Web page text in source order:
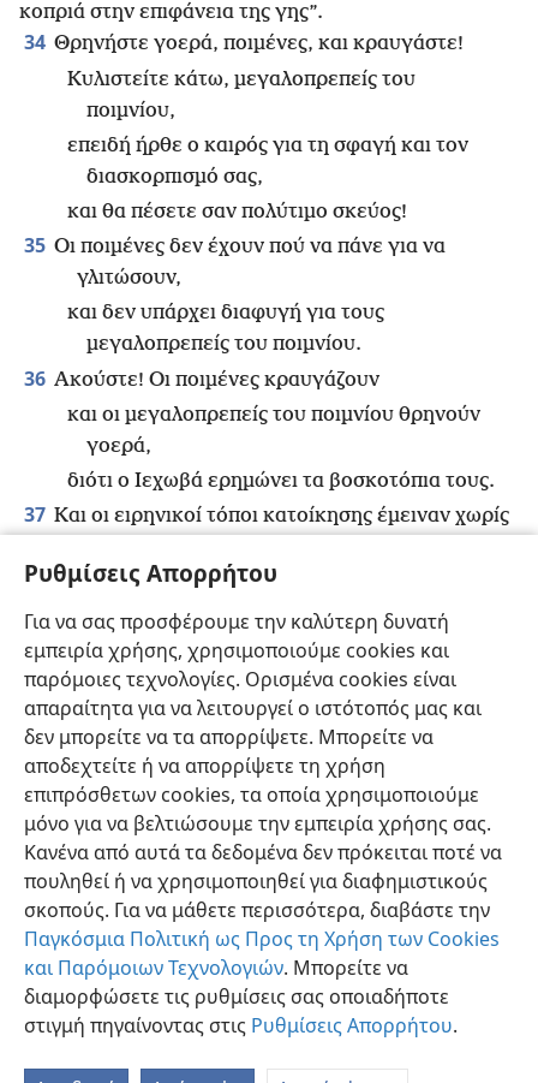
Ρυθμίσεις Απορρήτου
Για να σας προσφέρουμε την καλύτερη δυνατή
εμπειρία χρήσης, χρησιμοποιούμε cookies και
παρόμοιες τεχνολογίες. Ορισμένα cookies είναι
απαραίτητα για να λειτουργεί ο ιστότοπός μας και
δεν μπορείτε να τα απορρίψετε. Μπορείτε να
αποδεχτείτε ή να απορρίψετε τη χρήση
επιπρόσθετων cookies, τα οποία χρησιμοποιούμε
μόνο για να βελτιώσουμε την εμπειρία χρήσης σας.
Κανένα από αυτά τα δεδομένα δεν πρόκειται ποτέ να
πουληθεί ή να χρησιμοποιηθεί για διαφημιστικούς
σκοπούς. Για να μάθετε περισσότερα, διαβάστε την
Παγκόσμια Πολιτική ως Προς τη Χρήση των Cookies
και Παρόμοιων Τεχνολογιών. Μπορείτε να
διαμορφώσετε τις ρυθμίσεις σας οποιαδήποτε
στιγμή πηγαίνοντας στις Ρυθμίσεις Απορρήτου.
κοπριά στην επιφάνεια της γης”.
34 Θρηνήστε γοερά, ποιμένες, και κραυγάστε!
Κυλιστείτε κάτω, μεγαλοπρεπείς του
ποιμνίου,
επειδή ήρθε ο καιρός για τη σφαγή και τον
διασκορπισμό σας,
και θα πέσετε σαν πολύτιμο σκεύος!
35 Οι ποιμένες δεν έχουν πού να πάνε για να
γλιτώσουν,
και δεν υπάρχει διαφυγή για τους
μεγαλοπρεπείς του ποιμνίου.
36 Ακούστε! Οι ποιμένες κραυγάζουν
και οι μεγαλοπρεπείς του ποιμνίου θρηνούν
γοερά,
διότι ο Ιεχωβά ερημώνει τα βοσκοτόπια τους.
37 Και οι ειρηνικοί τόποι κατοίκησης έμειναν χωρίς
εξαιτίας του φλογερού θυμού του Ιεχωβά.
38 Άφησε την κρυψώνα του σαν νεαρό λιοντάρι,
διότι η γη τους έγινε κάτι φρικαλέο
εξαιτίας του αμείλικτου σπαθιού
και εξαιτίας του φλογερού θυμού του».
Ελληνική Κοινή Χρήση Προτιμήσεις
Copyright © 2026 Watch Tower Bible and Tract Society of Pennsylvania
Όροι Χρήσης Πολιτική Απορρήτου
Ρυθμίσεις Απορρήτου
JW.ORG
Σύνδεση